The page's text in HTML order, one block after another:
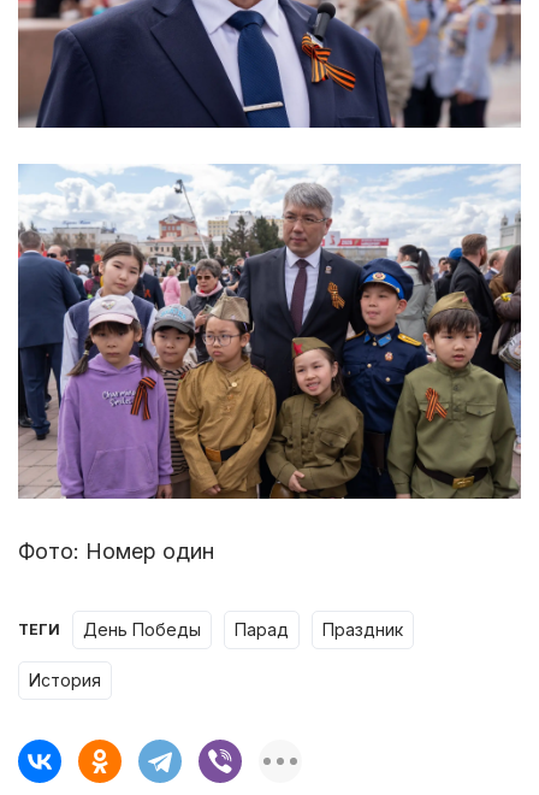
Фото: Номер один
ТЕГИ День Победы парад праздник
история